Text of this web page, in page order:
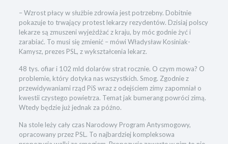
– Wzrost płacy w służbie zdrowia jest potrzebny. Dobitnie
pokazuje to trwający protest lekarzy rezydentów. Dzisiaj polscy
lekarze są zmuszeni wyjeżdżać z kraju, by móc godnie żyć i
zarabiać. To musi się zmienić – mówi Władysław Kosiniak-
Kamysz, prezes PSL, z wykształcenia lekarz.
48 tys. ofiar i 102 mld dolarów strat rocznie. O czym mowa? O
problemie, który dotyka nas wszystkich. Smog. Zgodnie z
przewidywaniami rząd PiS wraz z odejściem zimy zapomniał o
kwestii czystego powietrza. Temat jak bumerang powróci zimą.
Wtedy będzie już jednak za późno.
Na stole leży cały czas Narodowy Program Antysmogowy,
opracowany przez PSL. To najbardziej kompleksowa